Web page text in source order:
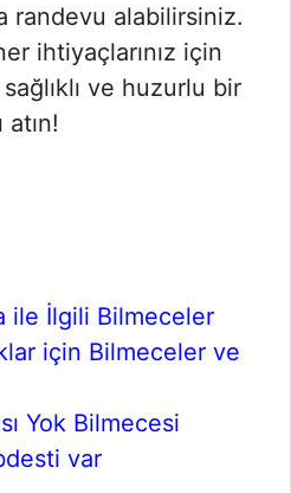
randevu alabilirsiniz.
ihtiyaçlarınız için
ve huzurlu bir
atın!
ile İlgili Bilmeceler
için Bilmeceler ve
Yok Bilmecesi
var